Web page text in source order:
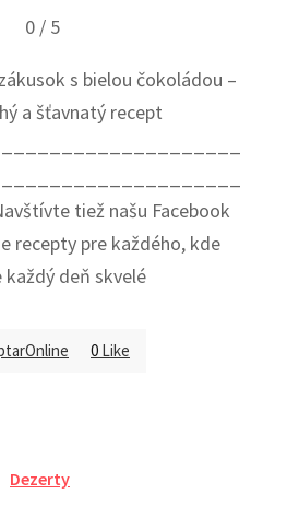
0 / 5
s bielou čokoládou –
a šťavnatý recept
tiež našu Facebook
recepty pre každého, kde
každý deň skvelé
0 Like
Dezerty